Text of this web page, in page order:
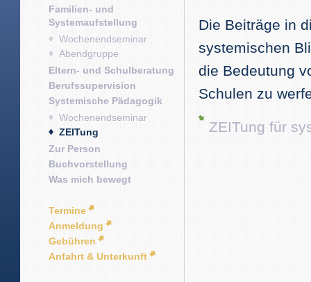
Familien- und
Systemaufstellung
Wochenendseminar
Abendgruppe
Eltern- und Schulberatung
Berufssupervision
Systemische Pädagogik
Wochenendseminar
ZEITung
Zur Person
Buchvorstellung
Was mich bewegt
Termine
Anmeldung
Gebühren
Anfahrt & Unterkunft
Die Beiträge in
systemischen
die Bedeutung
Schulen zu
ZEITung für